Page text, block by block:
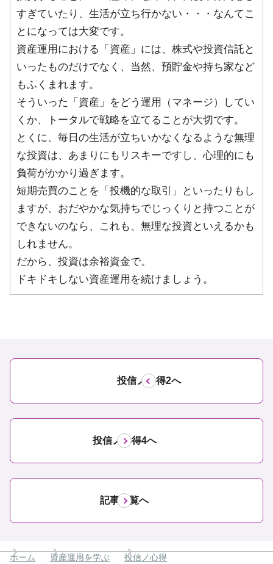
すぎていたり、生活が立ち行かない・・・なんてこ
とになっては大変です。
資産運用における「資産」には、株式や投資信託と
いったものだけでなく、当然、預貯金や持ち家など
もふくまれます。
そういった「資産」をどう運用（マネージ）してい
くか、トータルで戦略を立てることが大切です。
とくに、毎日の生活が立ちいかなくなるような無理
な投資は、あまりにもリスキーですし、心理的にも
負荷がかかり過ぎます。
短期売買のことを「投機的な取引」といったりもし
ますが、おだやかな気持ちでじっくりと持つことが
できないのなら、これも、無理な投資といえるかも
しれません。
だから、投資は余裕資金で。
ドキドキしない資産運用を続けましょう。
投信ノ心得2へ
投信ノ心得4へ
記事一覧へ
ホーム 資産運用を学ぶ
投信ノ心得